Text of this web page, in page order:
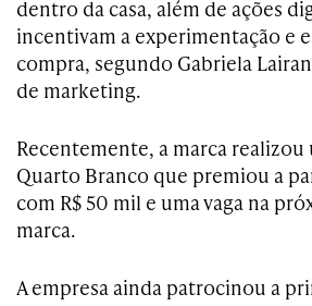
dentro da casa, além de ações
incentivam a experimentação e
compra, segundo Gabriela
de marketing.
Recentemente, a marca realizou
Quarto Branco que premiou a
com R$ 50 mil e uma vaga na
marca.
A empresa ainda patrocinou a